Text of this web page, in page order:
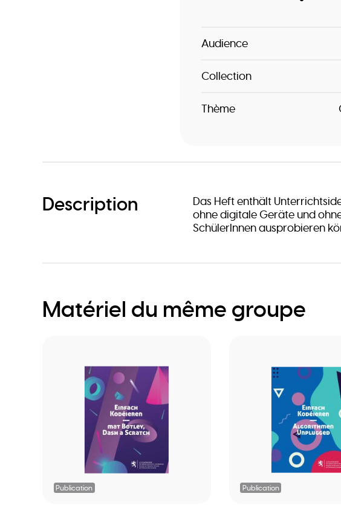
Audience
Collection
Thème
Description
Das Heft enthält
ohne digitale Geräte und
SchülerInnen ausprobieren
Matériel du même groupe
Publication Publication